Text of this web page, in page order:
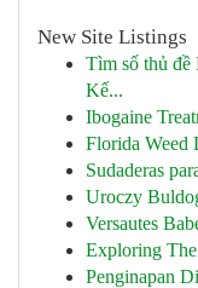
New Site Listings
Tìm số thủ đề
Kế...
Ibogaine
Florida Weed
Sudaderas
Uroczy
Versautes
Exploring
Penginapan